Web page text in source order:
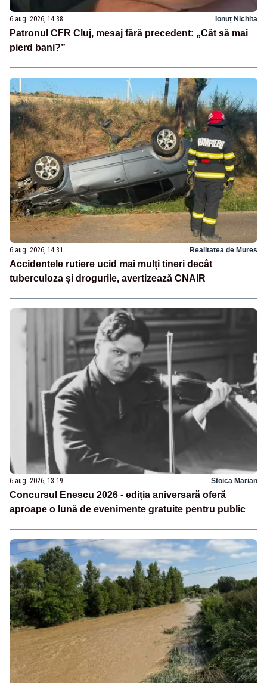
6 aug. 2026, 14:38 Ionuț Nichita
Patronul CFR Cluj, mesaj fără precedent: „Cât să mai
pierd bani?”
6 aug. 2026, 14:31 Realitatea de Mures
Accidentele rutiere ucid mai mulți tineri decât
tuberculoza și drogurile, avertizează CNAIR
6 aug. 2026, 13:19 Stoica Marian
Concursul Enescu 2026 - ediția aniversară oferă
aproape o lună de evenimente gratuite pentru public